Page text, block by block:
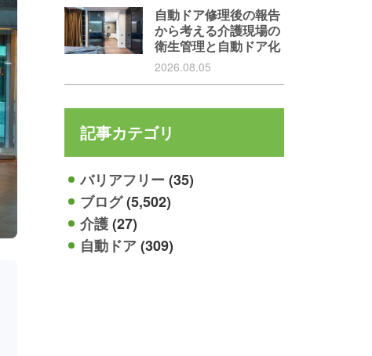
自動ドア修理後の報告
から考える介護現場の
衛生管理と自動ドア化
2026.08.05
記事カテゴリ
バリアフリー(35)
ブログ(5,502)
介護(27)
自動ドア(309)